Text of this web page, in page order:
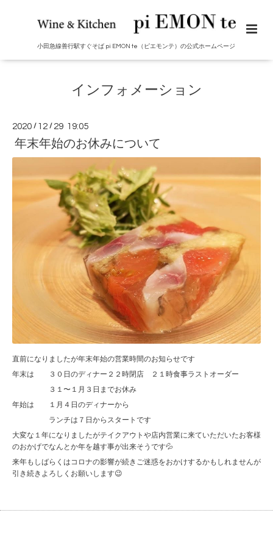
小田急線善行駅すぐそば pi EMON te（ピエモンテ）の公式ホームページ
インフォメーション
2020 / 12 / 29 19:05
年末年始のお休みについて
直前になりましたが年末年始の営業時間のお知らせです
年末は ３０日のディナー２２時閉店 ２１時食事ラストオーダー
３１〜１月３日までお休み
年始は １月４日のディナーから
ランチは７日からスタートです
大変な１年になりましたがテイクアウトや店内営業に来ていただいたお客様
のおかげでなんとか年を越す事が出来そうです💦
来年もしばらくはコロナの影響が続きご迷惑をおかけするかもしれませんが
引き続きよろしくお願いします😉